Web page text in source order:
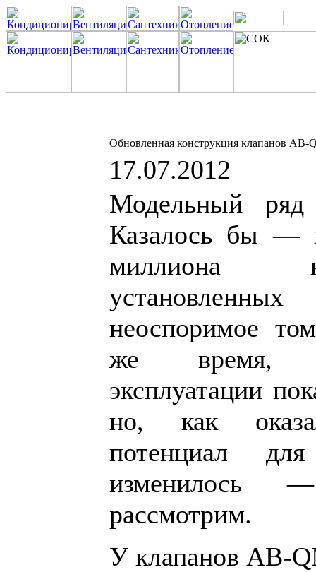
Обновленная конструкция клапанов AB-
17.07.2012
Модельный
Казалось бы —
миллиона
неоспоримое
же время,
эксплуатации
но, как
потенциал
изменилось
рассмотрим.
У клапанов AB-